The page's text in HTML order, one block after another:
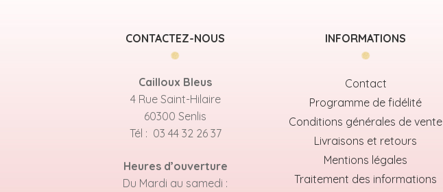
CONTACTEZ-NOUS
Cailloux Bleus
4 Rue Saint-Hilaire
60300 Senlis
Tél : 03 44 32 26 37
Heures d’ouverture
Du Mardi au samedi :
INFORMATIONS
Contact
Programme de fidélité
Conditions générales de vente
Livraisons et retours
Mentions légales
Traitement des informations